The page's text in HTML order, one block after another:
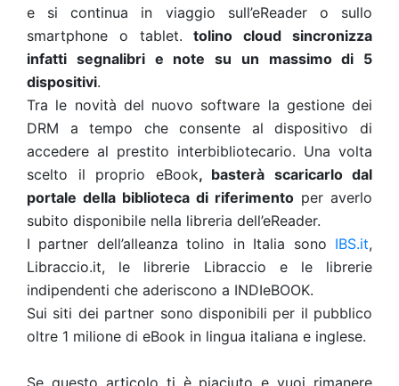
e si continua in viaggio sull’eReader o sullo
smartphone o tablet.tolino cloud sincronizza
infatti segnalibri e note su un massimo di 5
dispositivi.
Tra le novità del nuovo software la gestione dei
DRM a tempo che consente al dispositivo di
accedere al prestito interbibliotecario. Una volta
scelto il proprio eBook, basterà scaricarlo dal
portale della biblioteca di riferimento per averlo
subito disponibile nella libreria dell’eReader.
I partner dell’alleanza tolino in Italia sono IBS.it,
Libraccio.it, le librerie Libraccio e le librerie
indipendenti che aderiscono a INDIeBOOK.
Sui siti dei partner sono disponibili per il pubblico
oltre 1 milione di eBook in lingua italiana e inglese.